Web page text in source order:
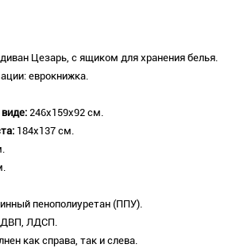
Цезарь, с ящиком для хранения белья.
еврокнижка.
246х159х92 см.
184х137 см.
пенополиуретан (ППУ).
ДВП, ЛДСП.
как справа, так и слева.